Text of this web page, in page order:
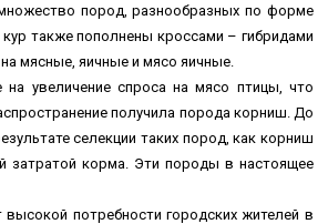
пород, разнообразных по форме
также пополнены кроссами – гибридами
мясные, яичные и мясо яичные.
увеличение спроса на мясо птицы, что
получила порода корниш. До
селекции таких пород, как корниш
корма. Эти породы в настоящее
потребности городских жителей в